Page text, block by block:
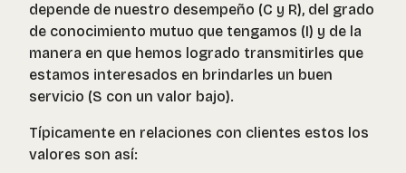
depende de nuestro desempeño (C y R), del grado
de conocimiento mutuo que tengamos (I) y de la
manera en que hemos logrado transmitirles que
estamos interesados en brindarles un buen
servicio (S con un valor bajo).
Típicamente en relaciones con clientes estos los
valores son así: